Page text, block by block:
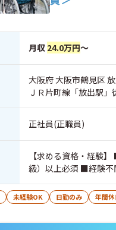
月収 24.0万円～
大阪府 大阪市鶴見区
ＪＲ片町線「放出駅」
正社員(正職員)
【求める資格・経験
級）以上必須 ■経験不
未経験OK 日勤のみ 年間